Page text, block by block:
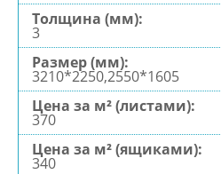
3
3210*2250,2550*1605
370
340